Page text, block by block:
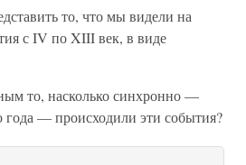
то, что мы видели на
с IV по XIII век, в виде
то, насколько синхронно —
года — происходили эти события?